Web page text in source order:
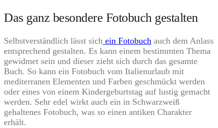
Das ganz besondere Fotobuch gestalten
Selbstverständlich lässt sich ein Fotobuch auch dem Anlass
entsprechend gestalten. Es kann einem bestimmten Thema
gewidmet sein und dieser zieht sich durch das gesamte
Buch. So kann ein Fotobuch vom Italienurlaub mit
mediterranen Elementen und Farben geschmückt werden
oder eines von einem Kindergeburtstag auf lustig gemacht
werden. Sehr edel wirkt auch ein in Schwarzweiß
gehaltenes Fotobuch, was so einen antiken Charakter
erhält.